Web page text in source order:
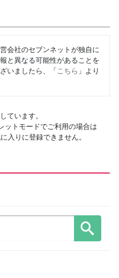
会社のセブンネットが独自に
と異なる可能性があることを
いましたら、「 こちら 」より
ています。
ットモードでご利用の場合は
入りに登録できません。